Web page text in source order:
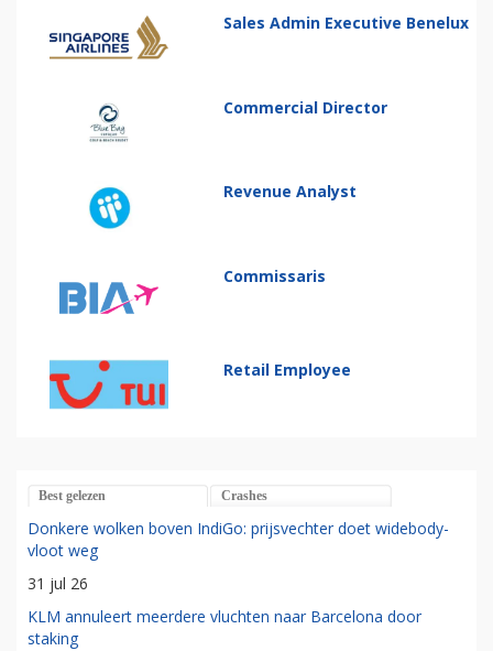
Sales Admin Executive Benelux
Commercial Director
Revenue Analyst
Commissaris
Retail Employee
Best gelezen Crashes
Donkere wolken boven IndiGo: prijsvechter doet widebody-
vloot weg
31 jul 26
KLM annuleert meerdere vluchten naar Barcelona door
staking